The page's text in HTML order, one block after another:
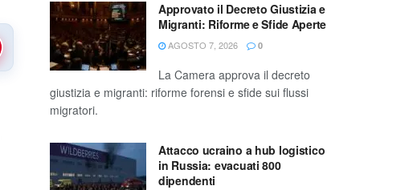
Approvato il Decreto Giustizia e
Migranti: Riforme e Sfide Aperte
AGOSTO 7, 2026 0
La Camera approva il decreto
giustizia e migranti: riforme forensi e sfide sui flussi
migratori.
Attacco ucraino a hub logistico
in Russia: evacuati 800
dipendenti